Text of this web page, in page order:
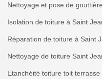
Nettoyage et pose de
Isolation de toiture à Saint
Réparation de toiture à Saint
Nettoyage de toiture Saint
Etanchéité toiture toit